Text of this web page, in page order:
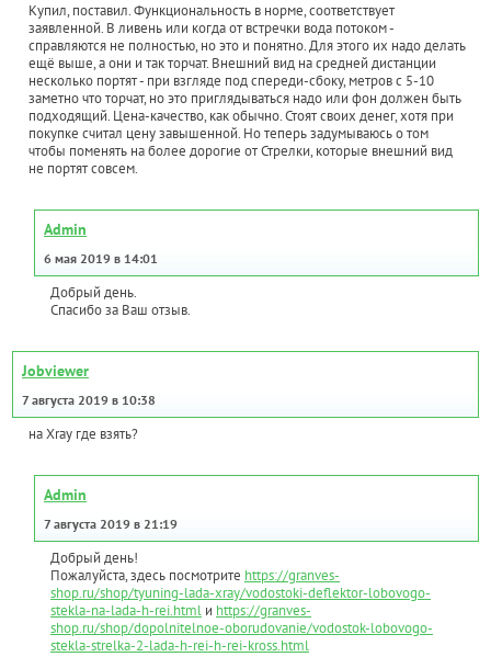
Купил, поставил. Функциональность в норме, соответствует
заявленной. В ливень или когда от встречки вода потоком -
справляются не полностью, но это и понятно. Для этого их надо делать
ещё выше, а они и так торчат. Внешний вид на средней дистанции
несколько портят - при взгляде под спереди-сбоку, метров с 5-10
заметно что торчат, но это приглядываться надо или фон должен быть
подходящий. Цена-качество, как обычно. Стоят своих денег, хотя при
покупке считал цену завышенной. Но теперь задумываюсь о том
чтобы поменять на более дорогие от Стрелки, которые внешний вид
не портят совсем.
Admin
6 мая 2019 в 14:01
Добрый день.
Спасибо за Ваш отзыв.
Jobviewer
7 августа 2019 в 10:38
на Xray где взять?
Admin
7 августа 2019 в 21:19
Добрый день!
Пожалуйста, здесь посмотрите https://granves-
shop.ru/shop/tyuning-lada-xray/vodostoki-deflektor-lobovogo-
stekla-na-lada-h-rei.html и https://granves-
shop.ru/shop/dopolnitelnoe-oborudovanie/vodostok-lobovogo-
stekla-strelka-2-lada-h-rei-h-rei-kross.html